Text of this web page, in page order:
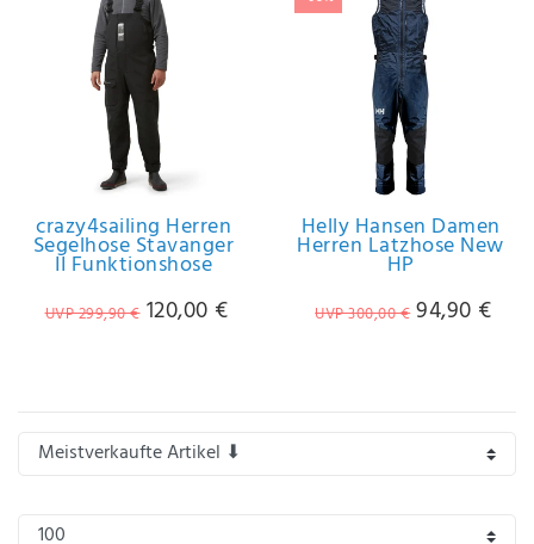
IHRE E-MAIL ADRESSE
ANMERKUNGEN UND FILTERWÜNSCHE
Hiermit
bestätige
ich, dass
gelesen
crazy4sailing Herren
Segelhose Stavanger
II Funktionshose
UVP 299,90 € 120,00 €
Helly Hansen Damen
Herren Latzhose New
HP
UVP 300,00 € 94,90 €